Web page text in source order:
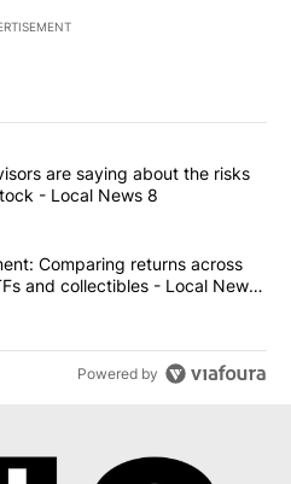
commented articles in the last
financial advisors are saying
are saying about the risks
- Local News 8
experiment: Comparing
Comparing returns across
and collectibles - Local News
Powered by